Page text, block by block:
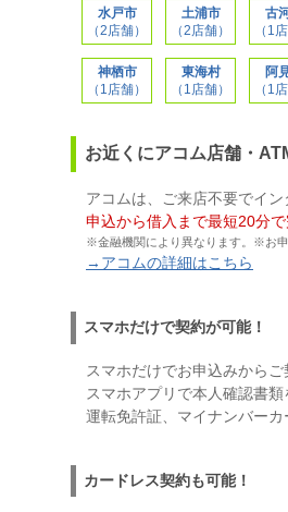
水戸市
（2店舗）
土浦市
（2店舗）
古
（1
神栖市
（1店舗）
東海村
（1店舗）
阿
（1
お近くにアコム店舗・
アコムは、ご来店不要でイ
申込から借入まで最短20分
※金融機関により異なります。※お申
→アコムの詳細はこちら
スマホだけで契約が可能！
スマホだけでお申込みからご
スマホアプリで本人確認書
運転免許証、マイナンバー
カードレス契約も可能！